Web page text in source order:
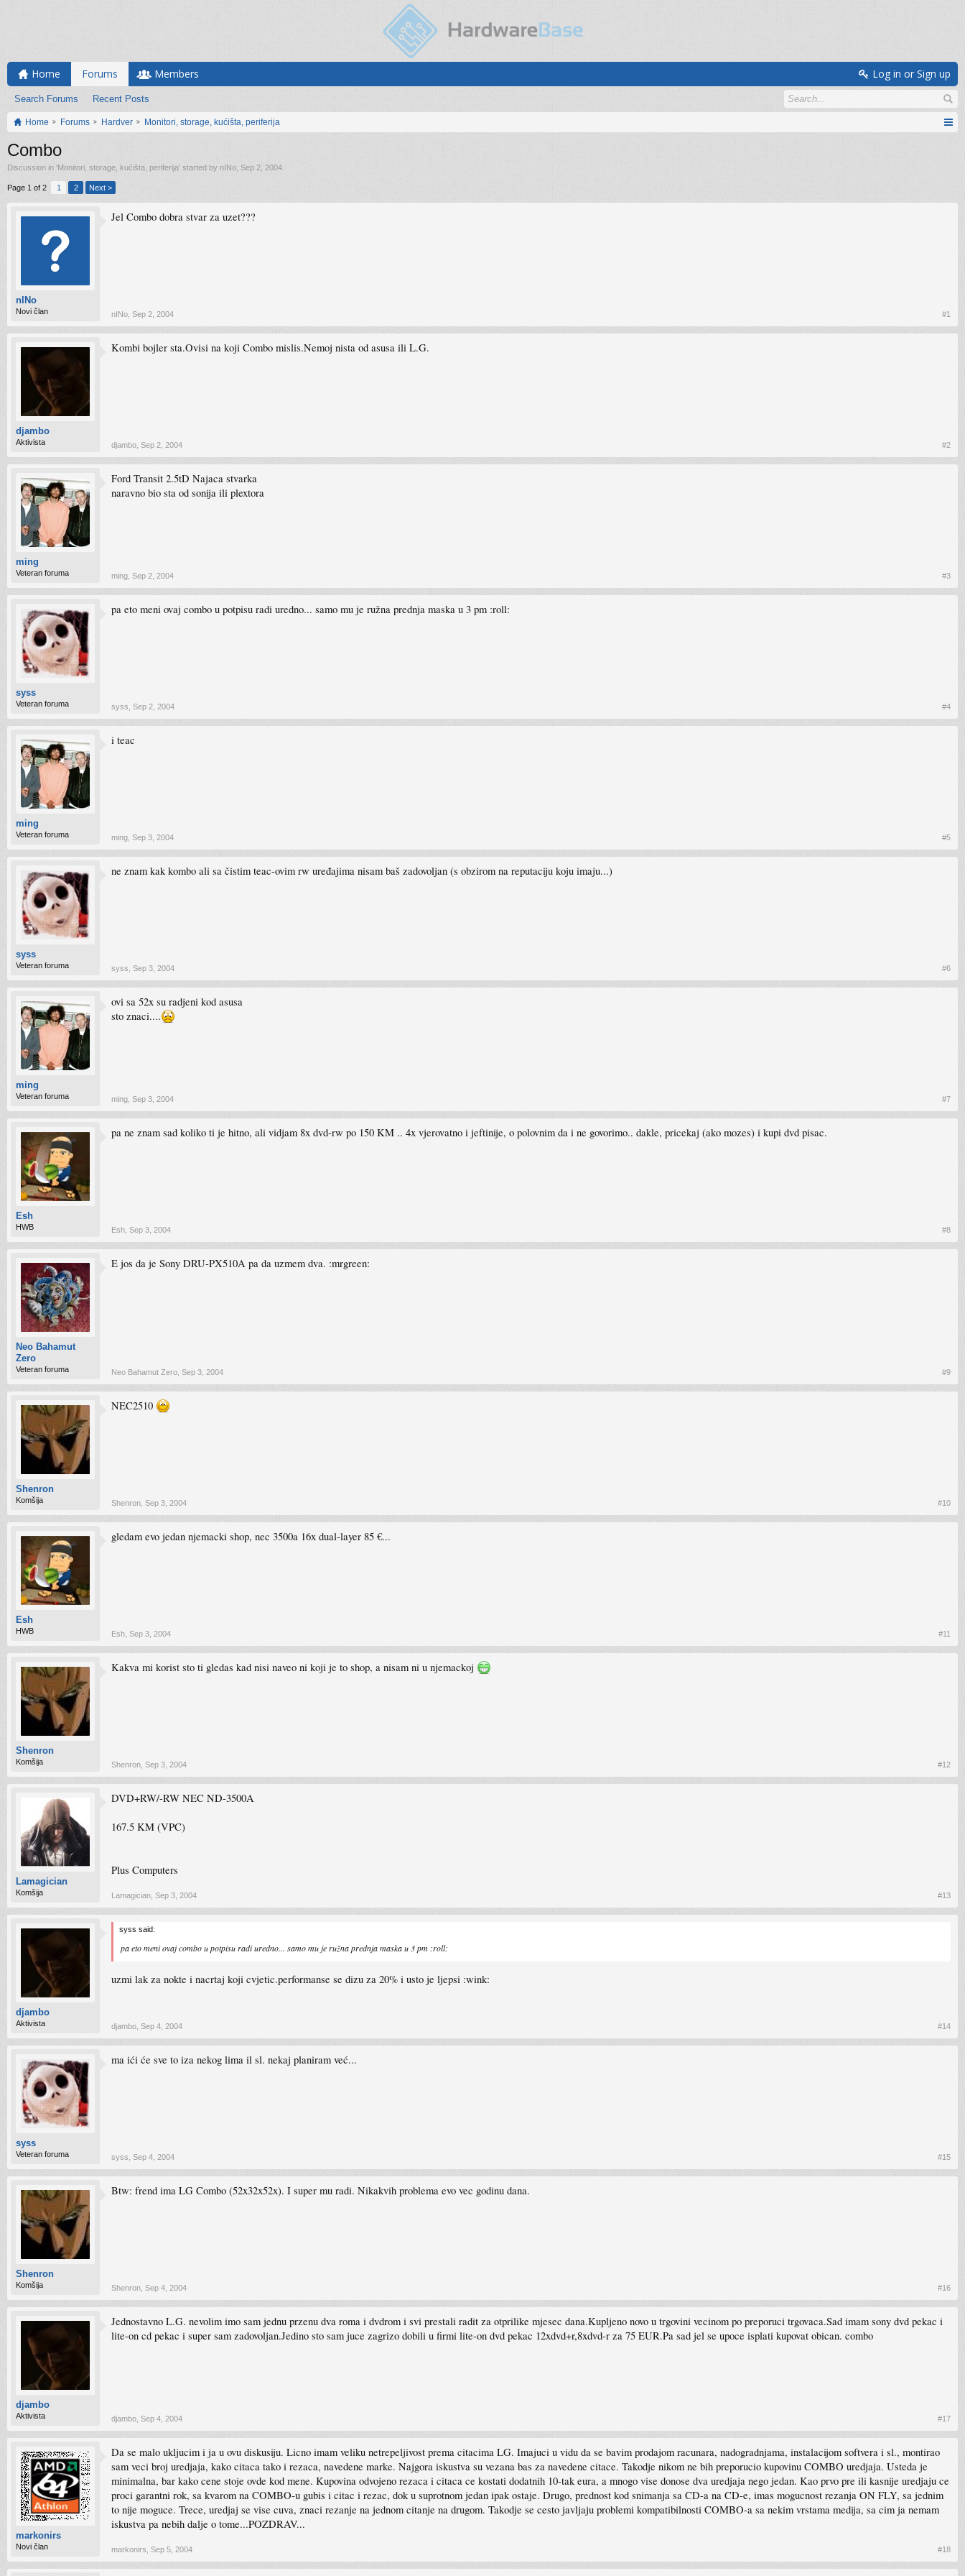
Home Forums
Search Forums Recent Posts
Members Log in or Sign up
Home Forums Hardver Monitori, storage, kućišta, periferija
Combo
Discussion in 'Monitori, storage, kućišta, periferija' started by nINo Sep 2, 2004
Page 1 of 2 1 2 Next >
nINo
Novi član
Jel Combo dobra stvar za uzet???
nINo Sep 2, 2004 #1
djambo
Aktivista
Kombi bojler sta.Ovisi na koji Combo mislis.Nemoj nista od asusa ili L.G.
djambo Sep 2, 2004 #2
ming
Veteran foruma
Ford Transit 2.5tD Najaca stvarka
naravno bio sta od sonija ili plextora
ming Sep 2, 2004 #3
syss
Veteran foruma
pa eto meni ovaj combo u potpisu radi uredno... samo mu je ružna prednja maska u 3 pm :roll:
syss Sep 2, 2004 #4
ming
Veteran foruma
i teac
ming Sep 3, 2004 #5
syss
Veteran foruma
ne znam kak kombo ali sa čistim teac-ovim rw uređajima nisam baš zadovoljan (s obzirom na reputaciju koju imaju...)
syss Sep 3, 2004 #6
ming
Veteran foruma
ovi sa 52x su radjeni kod asusa
sto znaci....
ming Sep 3, 2004 #7
Esh
HWB
pa ne znam sad koliko ti je hitno, ali vidjam 8x dvd-rw po 150 KM .. 4x vjerovatno i jeftinije, o polovnim da i ne govorimo.. dakle, pricekaj (ako mozes) i kupi dvd pisac.
Esh Sep 3, 2004 #8
Neo Bahamut
Zero
Veteran foruma
E jos da je Sony DRU-PX510A pa da uzmem dva. :mrgreen:
Neo Bahamut Zero Sep 3, 2004 #9
Shenron
Komšija
NEC2510
Shenron Sep 3, 2004 #10
Esh
HWB
gledam evo jedan njemacki shop, nec 3500a 16x dual-layer 85 €...
Esh Sep 3, 2004 #11
Shenron
Komšija
Kakva mi korist sto ti gledas kad nisi naveo ni koji je to shop, a nisam ni u njemackoj
Shenron Sep 3, 2004 #12
Lamagician
Komšija
DVD+RW/-RW NEC ND-3500A
167.5 KM (VPC)
Plus Computers
Lamagician Sep 3, 2004 #13
djambo
Aktivista
syss said:
pa eto meni ovaj combo u potpisu radi uredno... samo mu je ružna prednja maska u 3 pm :roll:
uzmi lak za nokte i nacrtaj koji cvjetic.performanse se dizu za 20% i usto je ljepsi :wink:
djambo Sep 4, 2004 #14
syss
Veteran foruma
ma ići će sve to iza nekog lima il sl. nekaj planiram već...
syss Sep 4, 2004 #15
Shenron
Komšija
Btw: frend ima LG Combo (52x32x52x). I super mu radi. Nikakvih problema evo vec godinu dana.
Shenron Sep 4, 2004 #16
djambo
Aktivista
Jednostavno L.G. nevolim imo sam jednu przenu dva roma i dvdrom i svi prestali radit za otprilike mjesec dana.Kupljeno novo u trgovini vecinom po preporuci trgovaca.Sad imam sony dvd pekac i
lite-on cd pekac i super sam zadovoljan.Jedino sto sam juce zagrizo dobili u firmi lite-on dvd pekac 12xdvd+r,8xdvd-r za 75 EUR.Pa sad jel se upoce isplati kupovat obican. combo
djambo Sep 4, 2004 #17
markonirs
Novi član
Da se malo ukljucim i ja u ovu diskusiju. Licno imam veliku netrepeljivost prema citacima LG. Imajuci u vidu da se bavim prodajom racunara, nadogradnjama, instalacijom softvera i sl., montirao
sam veci broj uredjaja, kako citaca tako i rezaca, navedene marke. Najgora iskustva su vezana bas za navedene citace. Takodje nikom ne bih preporucio kupovinu COMBO uredjaja. Usteda je
minimalna, bar kako cene stoje ovde kod mene. Kupovina odvojeno rezaca i citaca ce kostati dodatnih 10-tak eura, a mnogo vise donose dva uredjaja nego jedan. Kao prvo pre ili kasnije uredjaju ce
proci garantni rok, sa kvarom na COMBO-u gubis i citac i rezac, dok u suprotnom jedan ipak ostaje. Drugo, prednost kod snimanja sa CD-a na CD-e, imas mogucnost rezanja ON FLY, sa jednim
to nije moguce. Trece, uredjaj se vise cuva, znaci rezanje na jednom citanje na drugom. Takodje se cesto javljaju problemi kompatibilnosti COMBO-a sa nekim vrstama medija, sa cim ja nemam
iskustva pa nebih dalje o tome...POZDRAV...
markonirs Sep 5, 2004 #18